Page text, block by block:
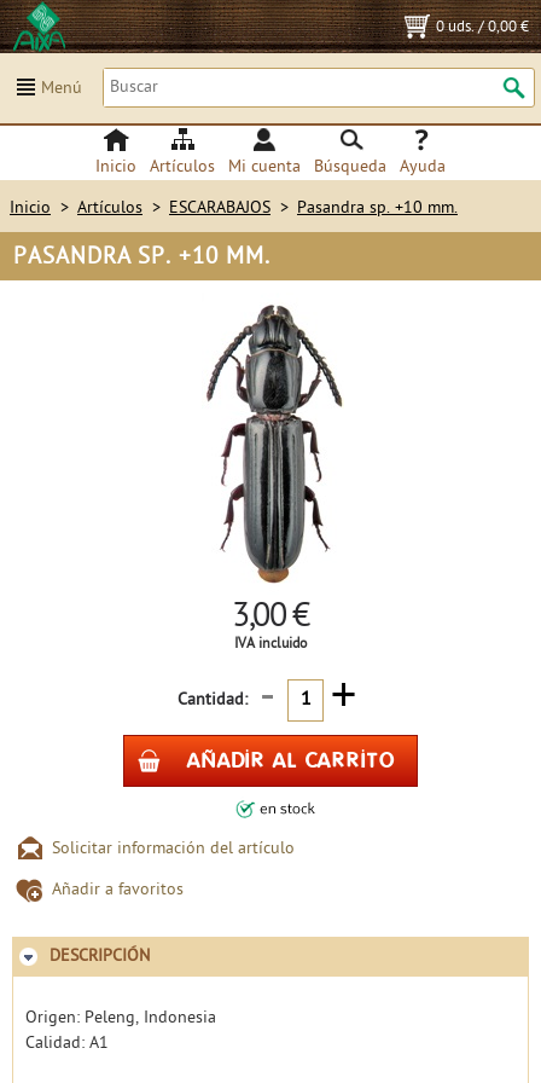
0 uds./0,00 €
Menú
Inicio Artículos Mi cuenta Búsqueda Ayuda
Inicio > Artículos > ESCARABAJOS > Pasandra sp. +10 mm.
PASANDRA SP. +10 MM.
3,00 €
IVA incluido
Cantidad: - +
Solicitar información del artículo
Añadir a favoritos
DESCRIPCIÓN
Origen: Peleng, Indonesia
Calidad: A1